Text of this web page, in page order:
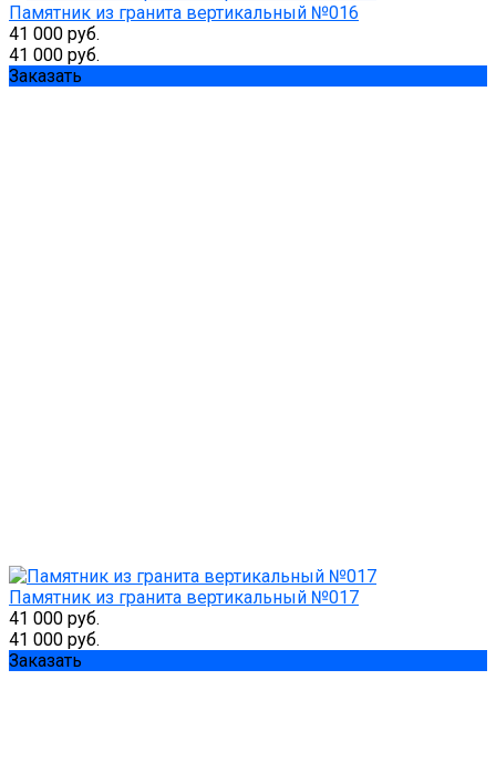
Памятник из гранита вертикальный №016
41 000 руб.
41 000 руб.
Заказать
Памятник из гранита вертикальный №017
41 000 руб.
41 000 руб.
Заказать